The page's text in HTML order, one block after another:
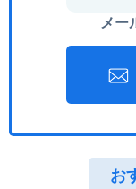
メー
お